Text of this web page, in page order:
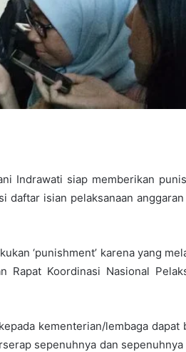
Indrawati siap memberikan
daftar isian pelaksanaan anggaran
‘punishment’ karena yang
Rapat Koordinasi Nasional
kementerian/lembaga dapat
sepenuhnya dan